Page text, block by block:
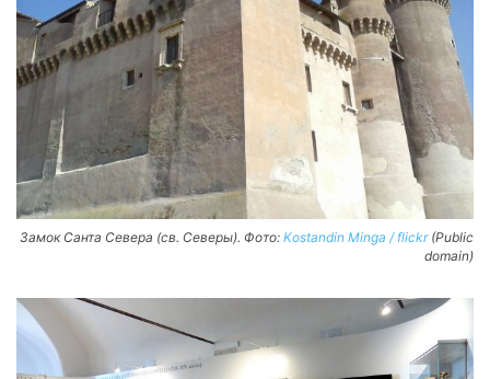
Замок Санта Севера (св. Северы). Фото: Kostandin Minga / flickr(Public
domain)